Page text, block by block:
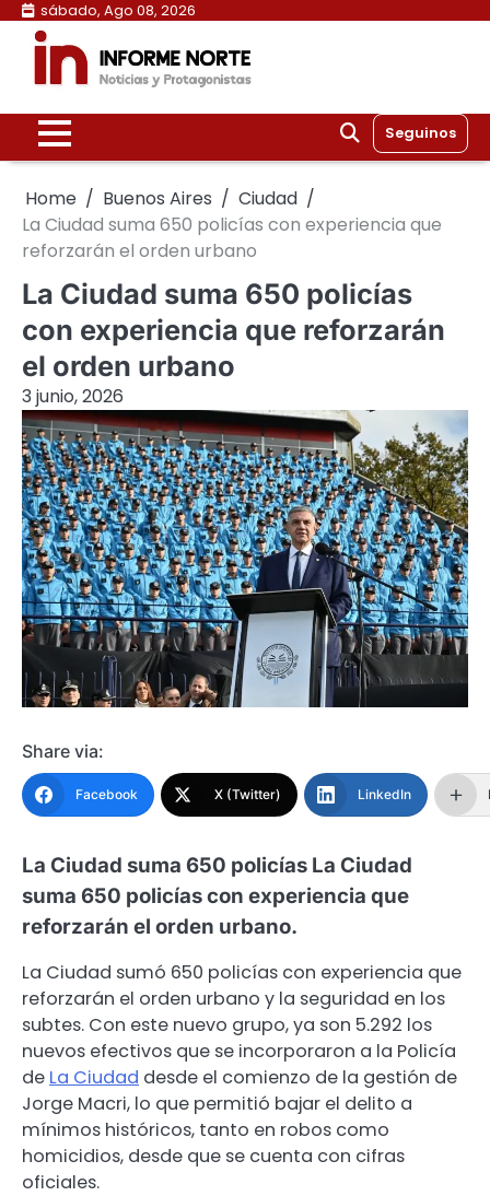
Skip
content
sábado, Ago 08, 2026
Seguinos
Home Buenos Aires
Ciudad
La Ciudad suma 650 policías con experiencia que
reforzarán el orden urbano
La Ciudad suma 650 policías
con experiencia que reforzarán
el orden urbano
3 junio, 2026
Share via:
Facebook X (Twitter) LinkedIn
La Ciudad suma 650 policías La Ciudad
suma 650 policías con experiencia que
reforzarán el orden urbano.
La Ciudad sumó 650 policías con experiencia que
reforzarán el orden urbano y la seguridad en los
subtes. Con este nuevo grupo, ya son 5.292 los
nuevos efectivos que se incorporaron a la Policía
de La Ciudad desde el comienzo de la gestión de
Jorge Macri, lo que permitió bajar el delito a
mínimos históricos, tanto en robos como
homicidios, desde que se cuenta con cifras
oficiales.